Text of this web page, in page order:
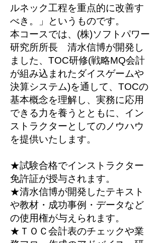
ルネック工程を重点的に改善す
べき。」というものです。
本コースでは、(株)ソフトパワー
研究所所長 清水信博が開発し
ました、TOC研修(戦略MQ会計
が組み込まれたダイスゲームや
決算システム)を通して、TOCの
基本概念を理解し、実務に応用
できる力を養うとともに、イン
ストラクターとしてのノウハウ
を提供いたします。
★試験合格でインストラクター
免許証が授与されます。
★清水信博が開発したテキスト
や教材・成功事例・データなど
の使用権が与えられます。
★ＴＯＣ会計表のチェックや業